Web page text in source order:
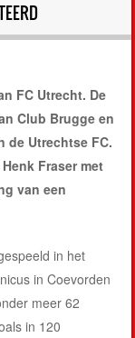
FC Utrecht. De
Club Brugge en
de Utrechtse FC.
Fraser met
van een
in het
in Coevorden
meer 62
in 120